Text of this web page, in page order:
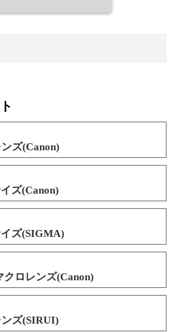
ズ(Canon)
ズ(Canon)
ズ(SIGMA)
クロレンズ(Canon)
ズ(SIRUI)